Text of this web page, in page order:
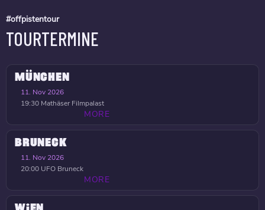
#offpistentour
TOURTERMINE
MÜNCHEN
11. Nov 2026
19:30 Mathäser Filmpalast
MORE
BRUNECK
11. Nov 2026
20:00 UFO Bruneck
MORE